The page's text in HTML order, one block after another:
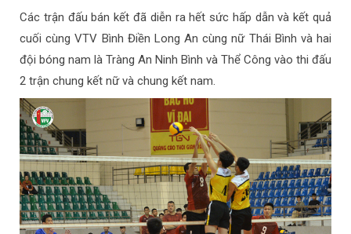
Các trận đấu bán kết đã diễn ra hết sức hấp dẫn và kết quả
cuối cùng VTV Bình Điền Long An cùng nữ Thái Bình và hai
đội bóng nam là Tràng An Ninh Bình và Thể Công vào thi đấu
2 trận chung kết nữ và chung kết nam.